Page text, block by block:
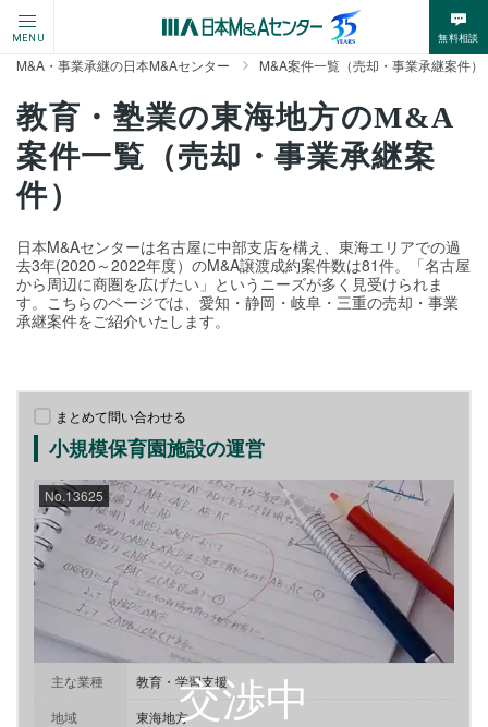
MENU 無料相談
M&A・事業承継の日本M&Aセンター M&A案件一覧（売却・事業承継案件）
教育・塾業の東海地方のM&A
案件一覧（売却・事業承継案
件）
日本M&Aセンターは名古屋に中部支店を構え、東海エリアでの過
去3年(2020～2022年度）のM&A譲渡成約案件数は81件。「名古屋
から周辺に商圏を広げたい」というニーズが多く見受けられま
す。こちらのページでは、愛知・静岡・岐阜・三重の売却・事業
承継案件をご紹介いたします。
まとめて問い合わせる
小規模保育園施設の運営
No.13625
主な業種
教育・学習支援
地域
東海地方